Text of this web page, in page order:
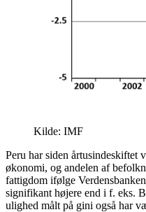
Kilde: IMF
Peru har siden årtusindeskiftet
økonomi, og andelen af
fattigdom ifølge
signifikant højere end i f. eks.
ulighed målt på gini også har